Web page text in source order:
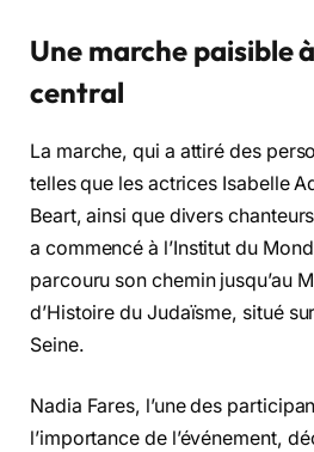
Une marche paisible
central
La marche, qui a attiré des
telles que les actrices Isabelle
Beart, ainsi que divers
a commencé à l’Institut du
parcouru son chemin jusqu’au
d’Histoire du Judaïsme, situé
Seine.
Nadia Fares, l’une des
l’importance de l’événement,